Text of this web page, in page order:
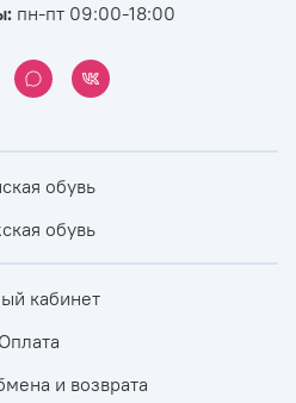
пн-пт 09:00-18:00
обувь
обувь
кабинет
Оплата
и возврата